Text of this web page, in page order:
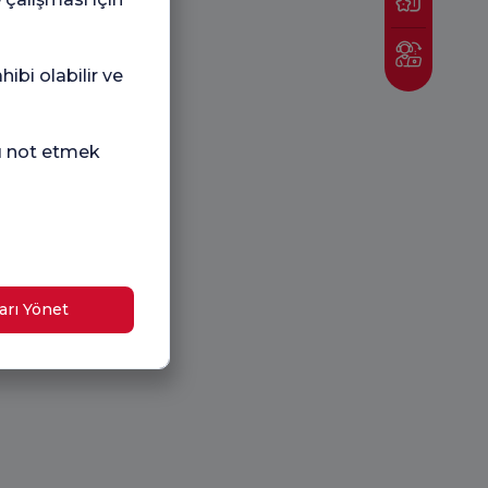
olabilir ve
not etmek
Yönet